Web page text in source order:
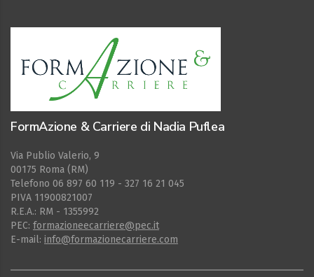
FormAzione & Carriere di Nadia Puflea
Via Publio Valerio, 9
00175 Roma (RM)
Telefono 06 897 60 119 - 327 16 21 045
PIVA 11900821007
R.E.A.: RM - 1355992
PEC: formazioneecarriere@pec.it
E-mail: info@formazionecarriere.com